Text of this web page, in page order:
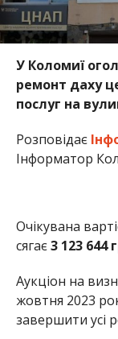
У Коломиї
ремонт даху
послуг на
Розповідає
Інформатор
Очікувана
сягає3 123 644
Аукціон на
жовтня 2023
завершити усі